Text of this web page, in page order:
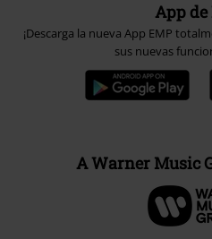
App de
¡Descarga la nueva App EMP
sus nuevas
A Warner Music